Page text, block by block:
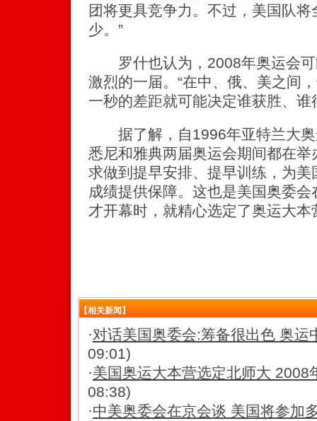
团将更具竞争力。不过，美国队
少。”
罗什也认为，2008年奥运会可
激烈的一届。“在中、俄、美之间
一秒的差距就可能决定谁获胜、谁
据了解，自1996年亚特兰大奥
悉尼和雅典两届奥运会期间都在
求做到提早安排、提早训练，为
成绩提供保障。这也是美国奥委
才开幕时，就精心选定了奥运大本
【相关新闻】
·对话美国奥委会:筹备很出色 奥运
09:01)
·美国奥运大本营选定北师大 2008
08:38)
·中美奥委会在京会谈 美国将参加